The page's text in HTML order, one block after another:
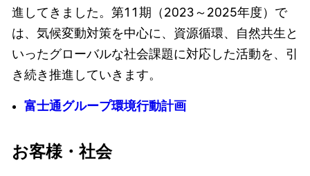
進してきました。第11期（2023～2025年度）で
は、気候変動対策を中心に、資源循環、自然共生と
いったグローバルな社会課題に対応した活動を、引
き続き推進していきます。
富士通グループ環境行動計画
お客様・社会